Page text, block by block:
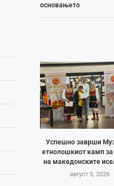
основањето
Успешно заврши
етнолошкиот камп за
на македонските
август 5, 2026